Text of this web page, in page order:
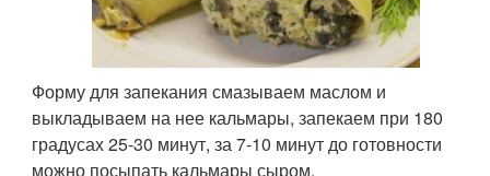
Форму для запекания смазываем маслом и
выкладываем на нее кальмары, запекаем при 180
градусах 25-30 минут, за 7-10 минут до готовности
можно посыпать кальмары сыром.